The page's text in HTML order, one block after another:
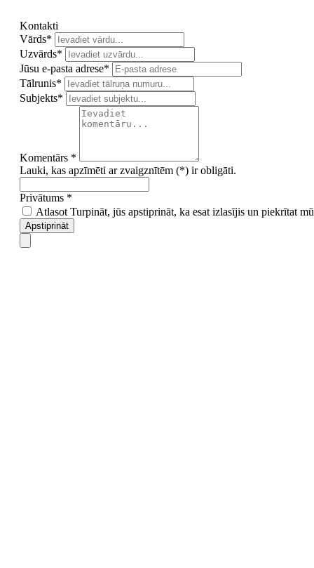
Kontakti
Vārds*
Uzvārds*
Jūsu e-pasta adrese*
Tālrunis*
Subjekts*
Komentārs *
Lauki, kas apzīmēti ar zvaigznītēm (*) ir obligāti.
Privātums *
Atlasot Turpināt, jūs apstiprināt, ka esat izlasījis un piekrītat
Apstiprināt